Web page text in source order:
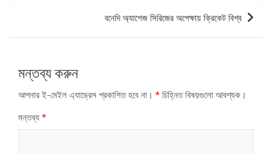
বনেদি অ্যাশেজ সিরিজের অপেক্ষায় ক্রিকেট বিশ্ব
মন্তব্য করুন
আপনার ই-মেইল এ্যাড্রেস প্রকাশিত হবে না। * চিহ্নিত বিষয়গুলো আবশ্যক।
মন্তব্য *